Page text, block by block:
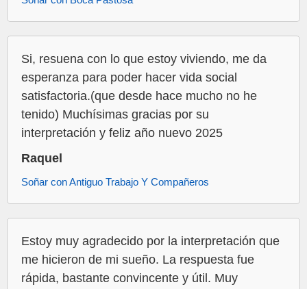
Si, resuena con lo que estoy viviendo, me da
esperanza para poder hacer vida social
satisfactoria.(que desde hace mucho no he
tenido) Muchísimas gracias por su
interpretación y feliz año nuevo 2025
Raquel
Soñar con Antiguo Trabajo Y Compañeros
Estoy muy agradecido por la interpretación que
me hicieron de mi sueño. La respuesta fue
rápida, bastante convincente y útil. Muy